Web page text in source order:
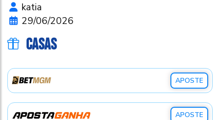
katia
29/06/2026
CASAS
APOSTE
APOSTE